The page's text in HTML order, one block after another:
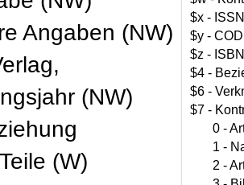
Angaben (NW)
(NW)
(W)
$x -
$y -
$z -
$4 -
$6 -
$7 -
0 - Art
1 -
2 - Art